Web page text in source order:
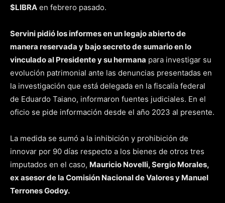
$LIBRA en febrero pasado.
Servini pidió los informes en un legajo abierto de
manera reservada y bajo secreto de sumario en lo
vinculado al Presidente y su hermana para investigar su
evolución patrimonial ante las denuncias presentadas en
la investigación que está delegada en la fiscalía federal
de Eduardo Taiano, informaron fuentes judiciales. En el
oficio se pide información desde el año 2023 al presente.
La medida se sumó a la inhibición y prohibición de
innovar por 90 días respecto a los bienes de otros tres
imputados en el caso, Mauricio Novelli, Sergio Morales,
ex asesor de la Comisión Nacional de Valores y Manuel
Terrones Godoy.